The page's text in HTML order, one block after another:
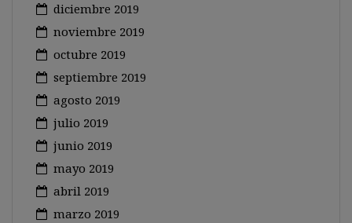
diciembre 2019
noviembre 2019
octubre 2019
septiembre 2019
agosto 2019
julio 2019
junio 2019
mayo 2019
abril 2019
marzo 2019